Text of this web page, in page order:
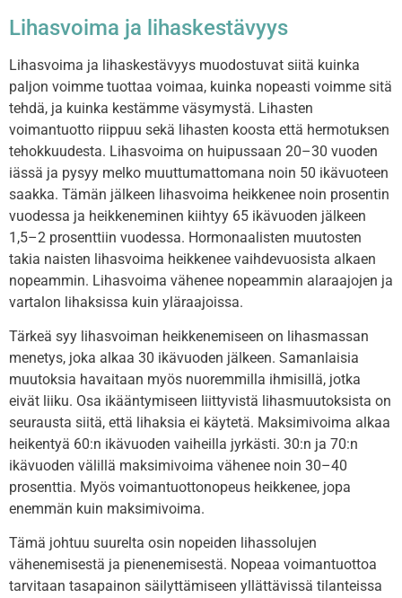
Lihasvoima ja lihaskestävyys
Lihasvoima ja lihaskestävyys muodostuvat siitä kuinka
paljon voimme tuottaa voimaa, kuinka nopeasti voimme sitä
tehdä, ja kuinka kestämme väsymystä. Lihasten
voimantuotto riippuu sekä lihasten koosta että hermotuksen
tehokkuudesta. Lihasvoima on huipussaan 20–30 vuoden
iässä ja pysyy melko muuttumattomana noin 50 ikävuoteen
saakka. Tämän jälkeen lihasvoima heikkenee noin prosentin
vuodessa ja heikkeneminen kiihtyy 65 ikävuoden jälkeen
1,5–2 prosenttiin vuodessa. Hormonaalisten muutosten
takia naisten lihasvoima heikkenee vaihdevuosista alkaen
nopeammin. Lihasvoima vähenee nopeammin alaraajojen ja
vartalon lihaksissa kuin yläraajoissa.
Tärkeä syy lihasvoiman heikkenemiseen on lihasmassan
menetys, joka alkaa 30 ikävuoden jälkeen. Samanlaisia
muutoksia havaitaan myös nuoremmilla ihmisillä, jotka
eivät liiku. Osa ikääntymiseen liittyvistä lihasmuutoksista on
seurausta siitä, että lihaksia ei käytetä. Maksimivoima alkaa
heikentyä 60:n ikävuoden vaiheilla jyrkästi. 30:n ja 70:n
ikävuoden välillä maksimivoima vähenee noin 30–40
prosenttia. Myös voimantuottonopeus heikkenee, jopa
enemmän kuin maksimivoima.
Tämä johtuu suurelta osin nopeiden lihassolujen
vähenemisestä ja pienenemisestä. Nopeaa voimantuottoa
tarvitaan tasapainon säilyttämiseen yllättävissä tilanteissa